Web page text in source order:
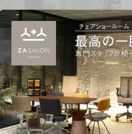
クにおすすめのオフィスチェア5選